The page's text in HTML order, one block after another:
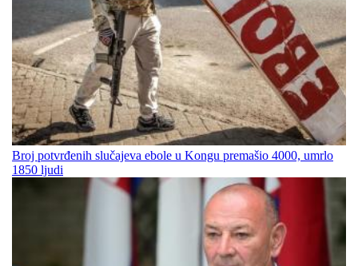
Broj potvrđenih slučajeva ebole u Kongu premašio 4000, umrlo
1850 ljudi